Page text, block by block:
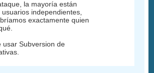
la mayoría están
independientes,
exactamente quien
usar Subversion de